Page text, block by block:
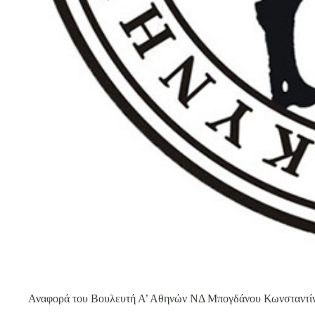
Αναφορά του Βουλευτή Α’ Αθηνών ΝΔ Μπογδάνου